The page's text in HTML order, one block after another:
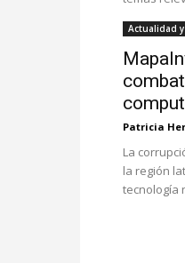
Actualidad
Patricia
La
la región
tecnología